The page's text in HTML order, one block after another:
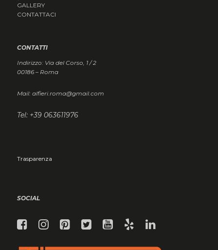
GALLERY
CONTATTACI
CONTATTI
Indirizzo: Via del Corso, 1 / 2
00186 – Roma
Mail: alfieri.roma@gmail.com
Tel: +39 063611976
Trasparenza
SOCIAL